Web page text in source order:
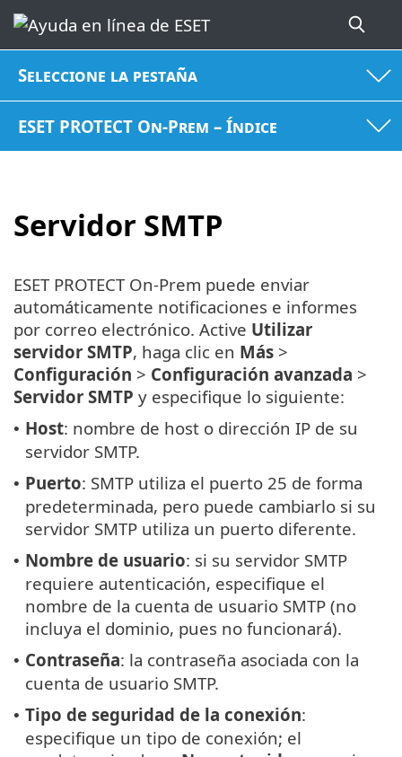
Seleccione la pestaña
ESET PROTECT On-Prem – Índice
Servidor SMTP
ESET PROTECT On-Prem puede enviar
automáticamente notificaciones e informes
por correo electrónico. Active Utilizar
servidor SMTP, haga clic en Más >
Configuración > Configuración avanzada >
Servidor SMTP y especifique lo siguiente:
• Host: nombre de host o dirección IP de su
servidor SMTP.
• Puerto: SMTP utiliza el puerto 25 de forma
predeterminada, pero puede cambiarlo si su
servidor SMTP utiliza un puerto diferente.
• Nombre de usuario: si su servidor SMTP
requiere autenticación, especifique el
nombre de la cuenta de usuario SMTP (no
incluya el dominio, pues no funcionará).
• Contraseña: la contraseña asociada con la
cuenta de usuario SMTP.
• Tipo de seguridad de la conexión:
especifique un tipo de conexión; el